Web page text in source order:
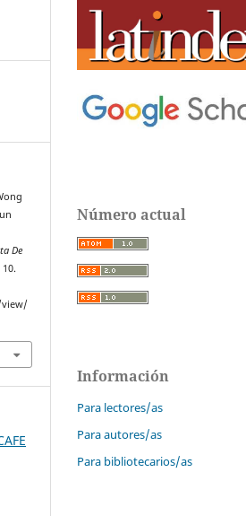
De
Número actual
Información
Para lectores/as
Para autores/as
Para bibliotecarios/as